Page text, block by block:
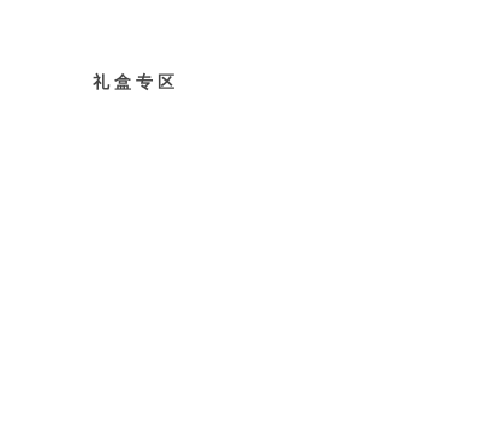
礼 盒 专 区